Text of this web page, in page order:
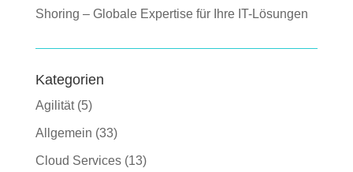
Shoring – Globale Expertise für Ihre IT-Lösungen
Kategorien
Agilität(5)
Allgemein (33)
Cloud Services(13)